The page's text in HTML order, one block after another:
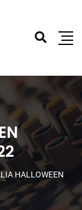
HALLOWEEN